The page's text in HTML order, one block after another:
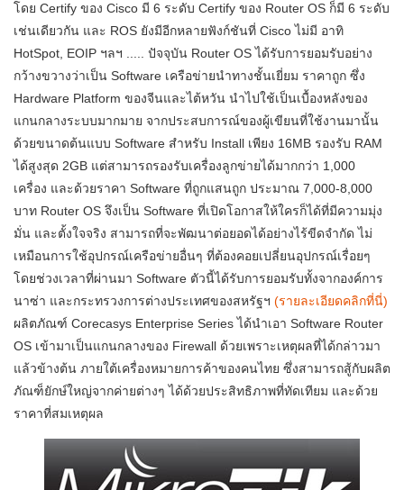
โดย Certify ของ Cisco มี 6 ระดับ Certify ของ Router OS ก็มี 6 ระดับ
เช่นเดียวกัน และ ROS ยังมีอีกหลายฟังก์ชันที่ Cisco ไม่มี อาทิ
HotSpot, EOIP ฯลฯ ..... ปัจจุบัน Router OS ได้รับการยอมรับอย่าง
กว้างขวางว่าเป็น Software เครือข่ายนำทางชั้นเยี่ยม ราคาถูก ซึ่ง
Hardware Platform ของจีนและไต้หวัน นำไปใช้เป็นเบื้องหลังของ
แกนกลางระบบมากมาย จากประสบการณ์ของผู้เขียนที่ใช้งานมานั้น
ด้วยขนาดต้นแบบ Software สำหรับ Install เพียง 16MB รองรับ RAM
ได้สูงสุด 2GB แต่สามารถรองรับเครื่องลูกข่ายได้มากกว่า 1,000
เครื่อง และด้วยราคา Software ที่ถูกแสนถูก ประมาณ 7,000-8,000
บาท Router OS จึงเป็น Software ที่เปิดโอกาสให้ใครก็ได้ที่มีความมุ่ง
มั่น และตั้งใจจริง สามารถที่จะพัฒนาต่อยอดได้อย่างไร้ขีดจำกัด ไม่
เหมือนการใช้อุปกรณ์เครือข่ายอื่นๆ ที่ต้องคอยเปลี่ยนอุปกรณ์เรื่อยๆ
โดยช่วงเวลาที่ผ่านมา Software ตัวนี้ได้รับการยอมรับทั้งจากองค์การ
นาซ่า และกระทรวงการต่างประเทศของสหรัฐฯ (รายละเอียดคลิกที่นี่)
ผลิตภัณฑ์ Corecasys Enterprise Series ได้นำเอา Software Router
OS เข้ามาเป็นแกนกลางของ Firewall ด้วยเพราะเหตุผลที่ได้กล่าวมา
แล้วข้างต้น ภายใต้เครื่องหมายการค้าของคนไทย ซึ่งสามารถสู้กับผลิต
ภัณฑ็ยักษ์ใหญ่จากค่ายต่างๆ ได้ด้วยประสิทธิภาพที่ทัดเทียม และด้วย
ราคาที่สมเหตุผล